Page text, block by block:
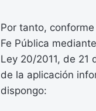
Por tanto,
Fe Pública
Ley 20/2011, de 21
de la aplicación
dispongo: